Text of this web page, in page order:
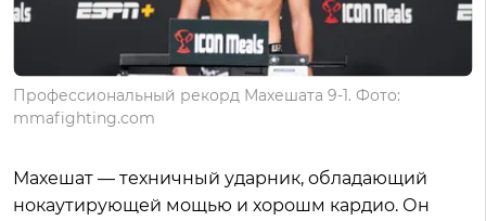
Профессиональный рекорд Махешата 9-1. Фото:
mmafighting.com
Махешат — техничный ударник, обладающий
нокаутирующей мощью и хорошм кардио. Он